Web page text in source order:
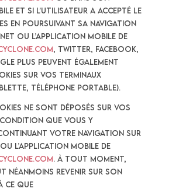
et si l’Utilisateur a accepté le
en poursuivant sa navigation
ou l’application mobile de
, Twitter, Facebook,
Plus peuvent également
sur vos terminaux
téléphone portable).
ne sont déposés sur vos
condition que vous y
votre navigation sur
l’application mobile de
. À tout moment,
néanmoins revenir sur son
ce que